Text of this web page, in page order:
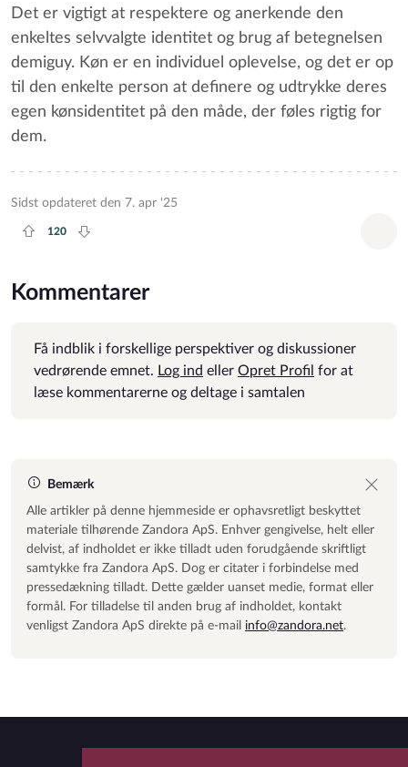
Det er vigtigt at respektere og anerkende den
enkeltes selvvalgte identitet og brug af betegnelsen
demiguy. Køn er en individuel oplevelse, og det er op
til den enkelte person at definere og udtrykke deres
egen kønsidentitet på den måde, der føles rigtig for
dem.
Sidst opdateret den 7. apr '25
Plus rate
120
Minus rate
Kommentarer
Få indblik i forskellige perspektiver og diskussioner
vedrørende emnet. Log ind eller Opret Profil for at
læse kommentarerne og deltage i samtalen
Bemærk
Alle artikler på denne hjemmeside er ophavsretligt beskyttet
materiale tilhørende Zandora ApS. Enhver gengivelse, helt eller
delvist, af indholdet er ikke tilladt uden forudgående skriftligt
samtykke fra Zandora ApS. Dog er citater i forbindelse med
pressedækning tilladt. Dette gælder uanset medie, format eller
formål. For tilladelse til anden brug af indholdet, kontakt
venligst Zandora ApS direkte på e-mail info@zandora.net.